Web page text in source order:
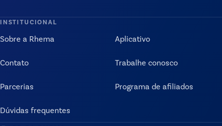
INSTITUCIONAL
Sobre a Rhema Aplicativo
Contato Trabalhe conosco
Parcerias Programa de afiliados
Dúvidas frequentes